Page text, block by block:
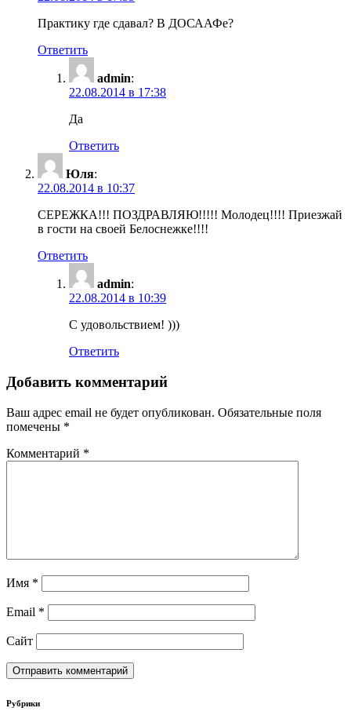
Практику где сдавал? В ДОСААФе?
Ответить
admin:
22.08.2014 в 17:38
Да
Ответить
Юля:
22.08.2014 в 10:37
СЕРЕЖКА!!! ПОЗДРАВЛЯЮ!!!!! Молодец!!!! Приезжай
в гости на своей Белоснежке!!!!
Ответить
admin:
22.08.2014 в 10:39
С удовольствием! )))
Ответить
Добавить комментарий
Ваш адрес email не будет опубликован. Обязательные поля
помечены *
Комментарий *
Имя *
Email *
Сайт
Рубрики